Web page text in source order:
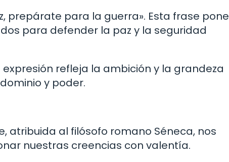
prepárate para la guerra». Esta frase pone
para defender la paz y la seguridad
expresión refleja la ambición y la grandeza
y poder.
atribuida al filósofo romano Séneca, nos
nuestras creencias con valentía.